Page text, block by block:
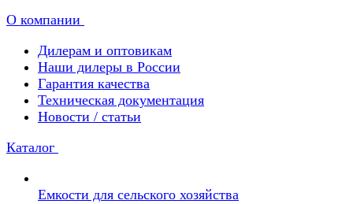
О компании
Дилерам и оптовикам
Наши дилеры в России
Гарантия качества
Техническая документация
Новости / статьи
Каталог
Емкости для сельского хозяйства